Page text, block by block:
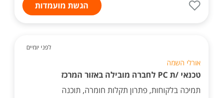
הגשת מועמדות
לפני יומיים
אורלי השמה
טכנאי /ת PC לחברה מובילה באזור המרכז
תמיכה בלקוחות, פתרון תקלות חומרה, תוכנה